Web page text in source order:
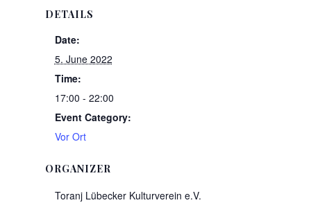
DETAILS
Date:
5. June 2022
Time:
17:00 - 22:00
Event Category:
Vor Ort
ORGANIZER
Toranj Lübecker Kulturverein e.V.